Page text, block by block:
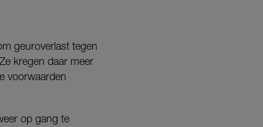
geuroverlast tegen
kregen daar meer
voorwaarden
op gang te